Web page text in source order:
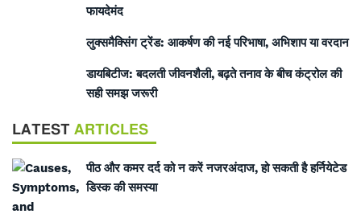
फायदेमंद
लुक्समैक्सिंग ट्रेंड: आकर्षण की नई परिभाषा, अभिशाप या वरदान
डायबिटीज: बदलती जीवनशैली, बढ़ते तनाव के बीच कंट्रोल की
सही समझ जरूरी
LATEST ARTICLES
पीठ और कमर दर्द को न करें नजरअंदाज, हो सकती है हर्नियेटेड
डिस्क की समस्या